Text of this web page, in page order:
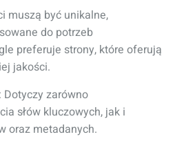
muszą być unikalne,
do potrzeb
preferuje strony, które oferują
jakości.
: Dotyczy zarówno
słów kluczowych, jak i
oraz metadanych.